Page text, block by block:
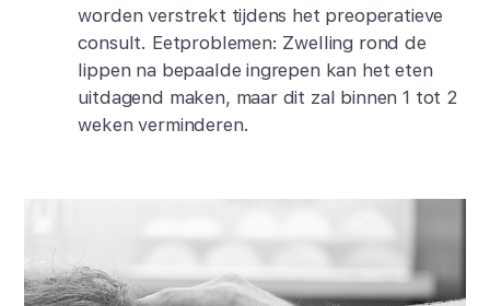
worden verstrekt tijdens het preoperatieve
consult. Eetproblemen: Zwelling rond de
lippen na bepaalde ingrepen kan het eten
uitdagend maken, maar dit zal binnen 1 tot 2
weken verminderen.